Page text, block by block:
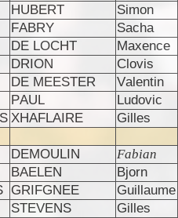
HUBERT Simon
FABRY Sacha
DE LOCHT Maxence
DRION Clovis
DE MEESTER Valentin
PAUL Ludovic
XHAFLAIRE Gilles
DEMOULIN Fabian
BAELEN Bjorn
GRIFGNEE Guillaume
STEVENS Gilles